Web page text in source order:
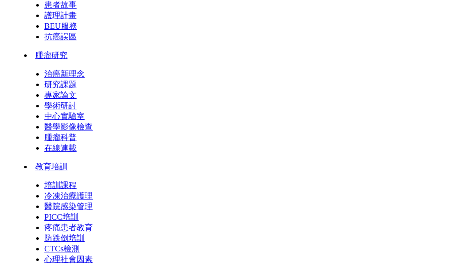
患者故事
護理計畫
BEU服務
抗癌誤區
腫瘤研究
治癌新理念
研究課題
專家論文
學術研討
中心實驗室
醫學影像檢查
腫瘤科普
在線連載
教育培訓
培訓課程
冷凍治療護理
醫院感染管理
PICC培訓
疼痛患者教育
防跌倒培訓
CTCs檢測
心理社會因素